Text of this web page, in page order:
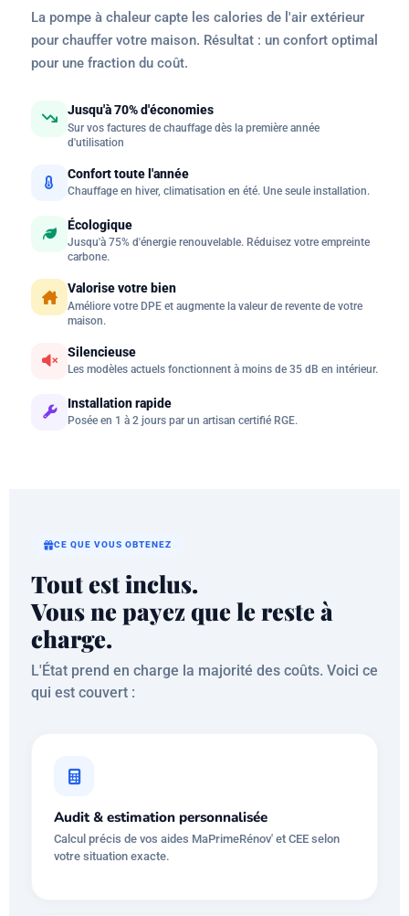
La pompe à chaleur capte les calories de l'air extérieur
pour chauffer votre maison. Résultat : un confort optimal
pour une fraction du coût.
Jusqu'à 70% d'économies
Sur vos factures de chauffage dès la première année
d'utilisation
Confort toute l'année
Chauffage en hiver, climatisation en été. Une seule installation.
Écologique
Jusqu'à 75% d'énergie renouvelable. Réduisez votre empreinte
carbone.
Valorise votre bien
Améliore votre DPE et augmente la valeur de revente de votre
maison.
Silencieuse
Les modèles actuels fonctionnent à moins de 35 dB en intérieur.
Installation rapide
Posée en 1 à 2 jours par un artisan certifié RGE.
CE QUE VOUS OBTENEZ
Tout est inclus.
Vous ne payez que le reste à
charge.
L'État prend en charge la majorité des coûts. Voici ce
qui est couvert :
Audit & estimation personnalisée
Calcul précis de vos aides MaPrimeRénov' et CEE selon
votre situation exacte.